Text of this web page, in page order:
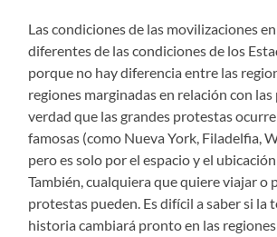
Las condiciones de las movilizaciones
diferentes de las condiciones de los
porque no hay diferencia entre las
regiones marginadas en relación con las
verdad que las grandes protestas
famosas (como Nueva York, Filadelfia,
pero es solo por el espacio y el
También, cualquiera que quiere viajar o
protestas pueden. Es difícil a saber si la
historia cambiará pronto en las